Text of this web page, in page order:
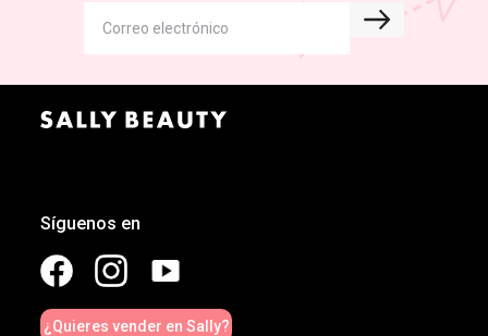
Síguenos en
¿Quieres vender en Sally?